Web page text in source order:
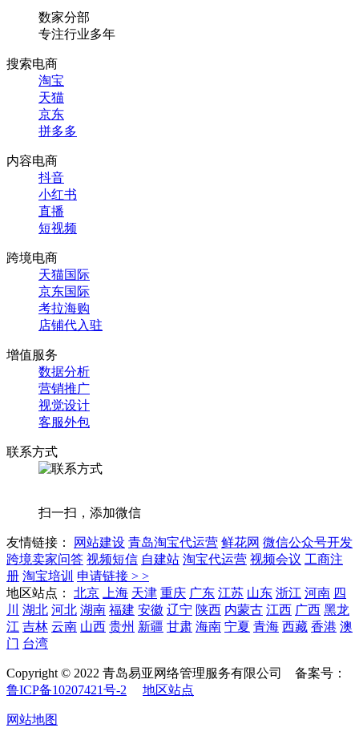
数家分部
专注行业多年
搜索电商
淘宝
天猫
京东
拼多多
内容电商
抖音
小红书
直播
短视频
跨境电商
天猫国际
京东国际
考拉海购
店铺代入驻
增值服务
数据分析
营销推广
视觉设计
客服外包
联系方式
扫一扫，添加微信
友情链接： 网站建设 青岛淘宝代运营 鲜花网 微信公众号开发
跨境卖家问答 视频短信 自建站 淘宝代运营 视频会议 工商注
册 淘宝培训 申请链接 > >
地区站点：
北京 上海 天津 重庆 广东 江苏 山东 浙江 河南 四
川
湖北 河北 湖南 福建 安徽 辽宁 陕西 内蒙古 江西 广西 黑龙
江 吉林 云南 山西 贵州 新疆 甘肃 海南 宁夏 青海 西藏 香港 澳
门 台湾
Copyright © 2022 青岛易亚网络管理服务有限公司 备案号：
鲁ICP备10207421号-2
地区站点
网站地图